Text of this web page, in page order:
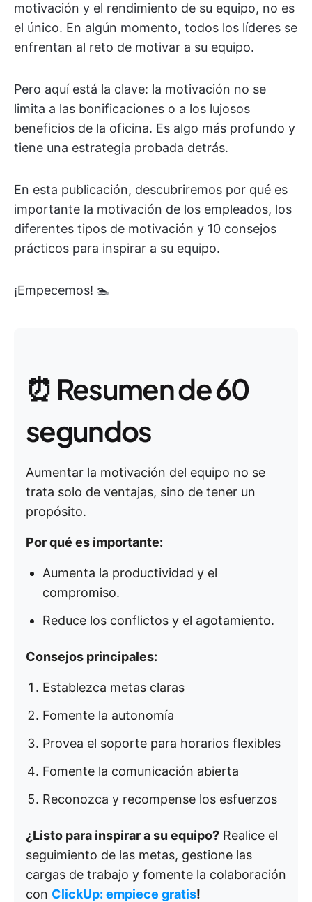
motivación y el rendimiento de su equipo, no es
el único. En algún momento, todos los líderes se
enfrentan al reto de motivar a su equipo.
Pero aquí está la clave: la motivación no se
limita a las bonificaciones o a los lujosos
beneficios de la oficina. Es algo más profundo y
tiene una estrategia probada detrás.
En esta publicación, descubriremos por qué es
importante la motivación de los empleados, los
diferentes tipos de motivación y 10 consejos
prácticos para inspirar a su equipo.
¡Empecemos! 🏊
⏰ Resumen de 60
segundos
Aumentar la motivación del equipo no se
trata solo de ventajas, sino de tener un
propósito.
Por qué es importante:
Aumenta la productividad y el
compromiso.
Reduce los conflictos y el agotamiento.
Consejos principales:
Establezca metas claras
Fomente la autonomía
Provea el soporte para horarios flexibles
Fomente la comunicación abierta
Reconozca y recompense los esfuerzos
¿Listo para inspirar a su equipo? Realice el
seguimiento de las metas, gestione las
cargas de trabajo y fomente la colaboración
con ClickUp: empiece gratis!